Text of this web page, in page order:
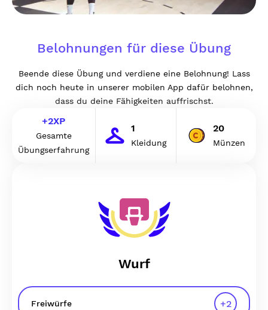
Belohnungen für diese Übung
Beende diese Übung und verdiene eine Belohnung! Lass
dich noch heute in unserer mobilen App dafür belohnen,
dass du deine Fähigkeiten auffrischst.
+2XP
Gesamte
Übungserfahrung
1
Kleidung
20
Münzen
Wurf
Freiwürfe +2